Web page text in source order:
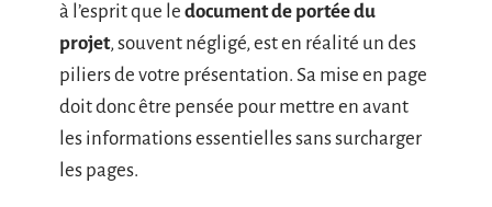
à l’esprit que le document de portée du
projet, souvent négligé, est en réalité un des
piliers de votre présentation. Sa mise en page
doit donc être pensée pour mettre en avant
les informations essentielles sans surcharger
les pages.